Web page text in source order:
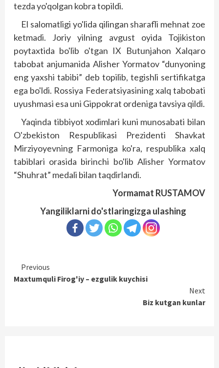
tezda yo'qolgan kobra topildi.
El salomatligi yo'lida qilingan sharafli mehnat zoe
ketmadi. Joriy yilning avgust oyida Tojikiston
poytaxtida bo'lib o'tgan IX Butunjahon Xalqaro
tabobat anjumanida Alisher Yormatov “dunyoning
eng yaxshi tabibi” deb topilib, tegishli sertifikatga
ega bo'ldi. Rossiya Federatsiyasining xalq tabobati
uyushmasi esa uni Gippokrat ordeniga tavsiya qildi.
Yaqinda tibbiyot xodimlari kuni munosabati bilan
O'zbekiston Respublikasi Prezidenti Shavkat
Mirziyoyevning Farmoniga ko'ra, respublika xalq
tabiblari orasida birinchi bo'lib Alisher Yormatov
“Shuhrat” medali bilan taqdirlandi.
Yormamat RUSTAMOV
Yangiliklarni do'stlaringizga ulashing
Continue
Reading
Previous
Maxtumquli Firog'iy – ezgulik kuychisi
Next
Biz kutgan kunlar